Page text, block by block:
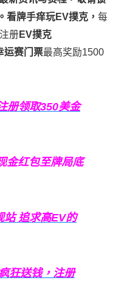
看牌手痒玩EV撲克， 每
册 EV撲克
运赛门票最高奖励1500
册领取350美金
金红包至牌局底
站追求高EV的
狂送钱，注册